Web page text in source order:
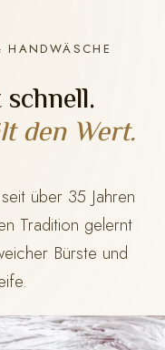
den Wert.
über 35 Jahren
Tradition gelernt
Bürste und